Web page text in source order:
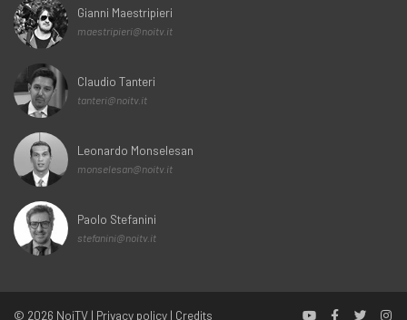
Gianni Maestripieri
maestripieri@noitv.it
Claudio Tanteri
tanteri@noitv.it
Leonardo Monselesan
monselesan@noitv.it
Paolo Stefanini
stefanini@noitv.it
© 2026 NoiTV | Privacy policy | Credits